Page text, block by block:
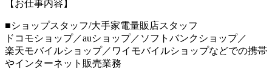
【お仕事内容】
■ショップスタッフ/大手家電量販店スタッフ
ドコモショップ／auショップ／ソフトバンクショップ／
楽天モバイルショップ／ワイモバイルショップなどでの携帯
やインターネット販売業務